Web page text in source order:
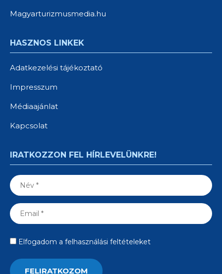
Magyarturizmusmedia.hu
HASZNOS LINKEK
Adatkezelési tájékoztató
Impresszum
Médiaajánlat
Kapcsolat
IRATKOZZON FEL HÍRLEVELÜNKRE!
Elfogadom a felhasználási feltételeket